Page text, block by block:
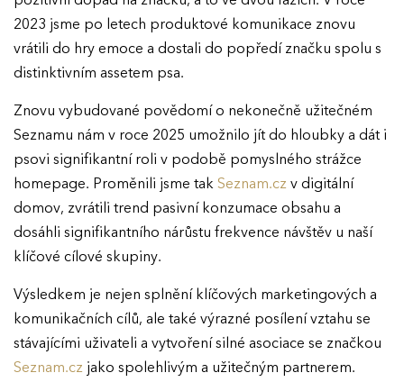
2023 jsme po letech produktové komunikace znovu
vrátili do hry emoce a dostali do popředí značku spolu s
distinktivním assetem psa.
Znovu vybudované povědomí o nekonečně užitečném
Seznamu nám v roce 2025 umožnilo jít do hloubky a dát i
psovi signifikantní roli v podobě pomyslného strážce
homepage. Proměnili jsme takSeznam.czv digitální
domov, zvrátili trend pasivní konzumace obsahu a
dosáhli signifikantního nárůstu frekvence návštěv u naší
klíčové cílové skupiny.
Výsledkem je nejen splnění klíčových marketingových a
komunikačních cílů, ale také výrazné posílení vztahu se
stávajícími uživateli a vytvoření silné asociace se značkou
Seznam.cz jako spolehlivým a užitečným partnerem.